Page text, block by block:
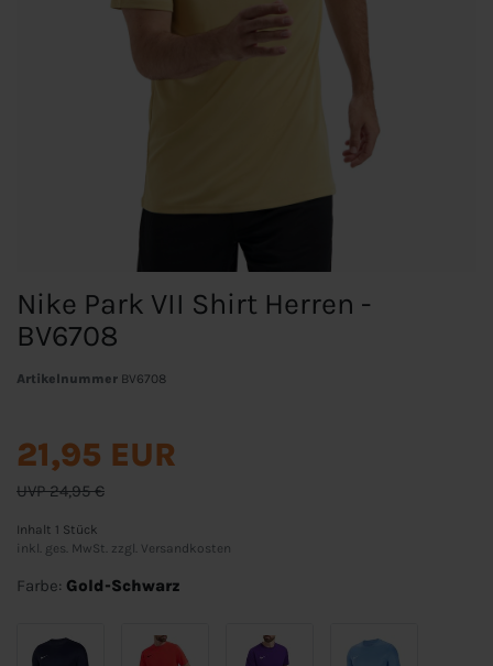
Nike Park VII Shirt Herren -
BV6708
Artikelnummer BV6708
UVP 24,95 €
21,95 EUR
Inhalt 1 Stück
inkl. ges. MwSt. zzgl.
Versandkosten
Farbe: Gold-Schwarz